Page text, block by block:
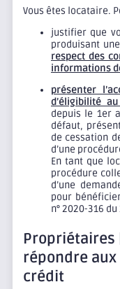
Vous êtes locataire.
justifier que
produisant une
respect des
informations
présenter
d’éligibilité
depuis le 1er
défaut,
de cessation
d’une
En tant que
procédure
d’une
pour
n° 2020-316
Propriétaires
répondre
crédit